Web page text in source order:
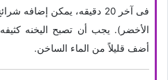
فی آخر 20 دقیقه، یمکن
الأخضر). یجب أن تصبح الیخنه
أضف قلیلاً من الماء الساخن.